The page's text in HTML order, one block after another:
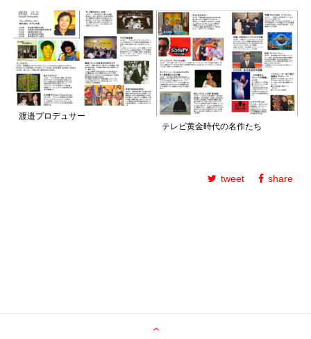
渡邉プロデュサー
テレビ黄金時代の名作たち
tweet share